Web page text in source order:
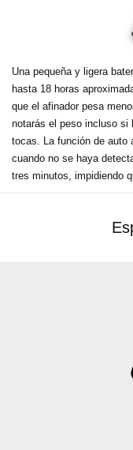
Una pequeña y ligera
hasta 18 horas
que el afinador pesa
notarás el peso incluso si
tocas. La función de auto
cuando no se haya
tres minutos, impidiendo